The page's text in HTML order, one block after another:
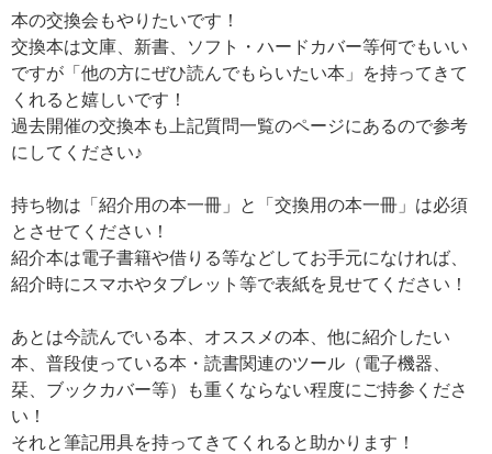
本の交換会もやりたいです！
交換本は文庫、新書、ソフト・ハードカバー等何でもいい
ですが「他の方にぜひ読んでもらいたい本」を持ってきて
くれると嬉しいです！
過去開催の交換本も上記質問一覧のページにあるので参考
にしてください♪
持ち物は「紹介用の本一冊」と「交換用の本一冊」は必須
とさせてください！
紹介本は電子書籍や借りる等などしてお手元になければ、
紹介時にスマホやタブレット等で表紙を見せてください！
あとは今読んでいる本、オススメの本、他に紹介したい
本、普段使っている本・読書関連のツール（電子機器、
栞、ブックカバー等）も重くならない程度にご持参くださ
い！
それと筆記用具を持ってきてくれると助かります！